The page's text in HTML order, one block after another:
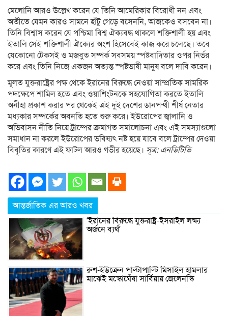
মেলোনি আরও উল্লেখ করেন যে তিনি আমেরিকার বিরোধী নন এবং
অতীতে যেমন কারও সামনে হাঁটু গেড়ে বসেননি, আজকেও বসবেন না।
তিনি বিশ্বাস করেন যে পশ্চিমা বিশ্ব ঐক্যবদ্ধ থাকলে শক্তিশালী হয় এবং
ইতালি সেই শক্তিশালী ঐক্যের অংশ হিসেবেই কাজ করে চলেছে। তবে
যেকোনো টেকসই ও মজবুত সম্পর্ক সবসময় স্পষ্টবাদিতার ওপর নির্ভর
করে এবং তিনি নিজে একজন অত্যন্ত স্পষ্টভাষী মানুষ বলে দাবি করেন।
মূলত যুক্তরাষ্ট্রের পক্ষ থেকে ইরানের বিরুদ্ধে নেওয়া সাম্প্রতিক সামরিক
পদক্ষেপে শামিল হতে এবং ওয়াশিংটনকে সহযোগিতা করতে ইতালি
অনীহা প্রকাশ করার পর থেকেই এই দুই দেশের ডানপন্থী শীর্ষ নেতার
মধ্যকার সম্পর্কের অবনতি হতে শুরু করে। ইউরোপের জ্বালানি ও
অভিবাসন নীতি নিয়ে ট্রাম্পের ক্রমাগত সমালোচনা এবং এই সমস্যাগুলো
সমাধান না করলে ইউরোপের ভবিষ্যৎ নষ্ট হয়ে যাবে বলে ট্রাম্পের দেওয়া
বিবৃতির কারণে এই ফাটল আরও গভীর হয়েছে। সূত্র: এনডিটিভি
আন্তর্জাতিক এর আরও খবর
‘ইরানের বিরুদ্ধে যুক্তরাষ্ট্র-ইসরাইল লক্ষ্য
অর্জনে ব্যর্থ’
রুশ-ইউক্রেন পাল্টাপাল্টি মিসাইল হামলার
মাঝেই মস্কোঘেঁষা সার্বিয়ায় জেলেনস্কি